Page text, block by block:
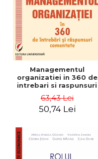
Managementul
organizatiei in 360 de
intrebari si raspunsuri
63,43 Lei
50,74 Lei